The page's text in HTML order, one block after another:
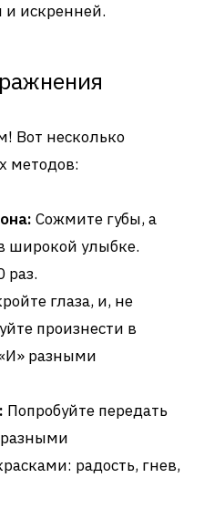
и искренней.
Вот несколько
методов:
Сожмите губы, а
широкой улыбке.
раз.
глаза, и, не
произнести в
разными
Попробуйте передать
разными
радость, гнев,